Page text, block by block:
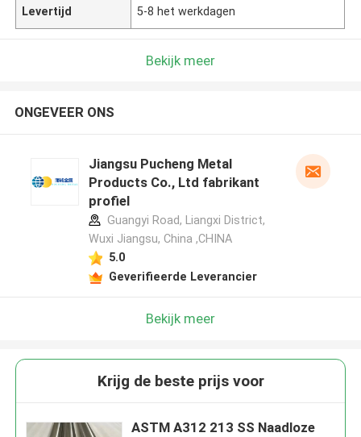
Levertijd 5-8 het werkdagen
Bekijk meer
ONGEVEER ONS
Jiangsu Pucheng Metal
Products Co., Ltd fabrikant
profiel
Guangyi Road, Liangxi District,
Wuxi Jiangsu, China ,CHINA
5.0
Geverifieerde Leverancier
Bekijk meer
Krijg de beste prijs voor
ASTM A312 213 SS Naadloze